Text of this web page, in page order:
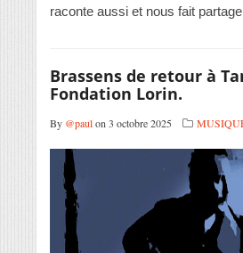
raconte aussi et nous fait
Brassens de retour à
Fondation Lorin.
By @paulon 3 octobre 2025